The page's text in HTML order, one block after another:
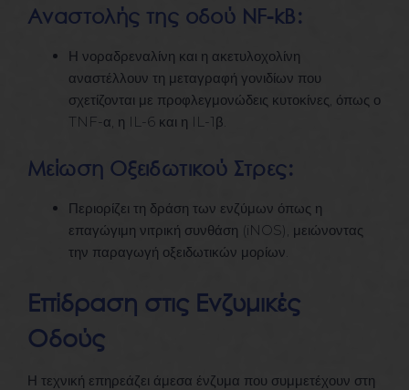
Αναστολής της οδού NF-kB:
Η νοραδρεναλίνη και η ακετυλοχολίνη
αναστέλλουν τη μεταγραφή γονιδίων που
σχετίζονται με προφλεγμονώδεις κυτοκίνες, όπως ο
TNF-α, η IL-6 και η IL-1β.
Μείωση Οξειδωτικού Στρες:
Περιορίζει τη δράση των ενζύμων όπως η
επαγώγιμη νιτρική συνθάση (iNOS), μειώνοντας
την παραγωγή οξειδωτικών μορίων.
Επίδραση στις Ενζυμικές
Οδούς
Η τεχνική επηρεάζει άμεσα ένζυμα που συμμετέχουν στη